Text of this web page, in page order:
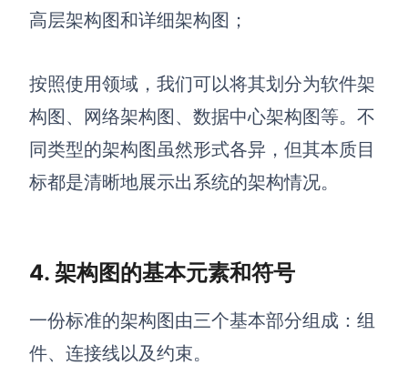
AI生成Smart分析
AI生成波特五力模型
AI生成4P营销理论模型
AI生成AARRR模型
AI生成图片
AI对话
AI生成简历
模板社区
高层架构图和详细架构图；
按照使用领域，我们可以将其划分为软件架
构图、网络架构图、数据中心架构图等。不
同类型的架构图虽然形式各异，但其本质目
标都是清晰地展示出系统的架构情况。
4. 架构图的基本元素和符号
一份标准的架构图由三个基本部分组成：组
件、连接线以及约束。